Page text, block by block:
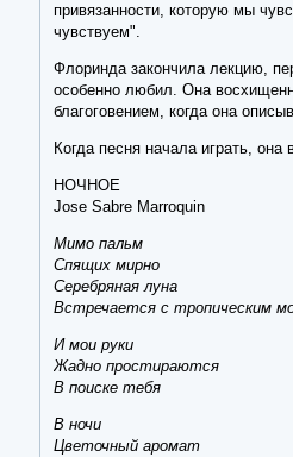
привязанности, которую мы
чувствуем".
Флоринда закончила лекцию,
особенно любил. Она
благоговением, когда она
Когда песня начала играть,
НОЧНОЕ
Jose Sabre Marroquin
Мимо пальм
Спящих мирно
Серебряная луна
Встречается с тропическим
И мои руки
Жадно простираются
В поиске тебя
В ночи
Цветочный аромат